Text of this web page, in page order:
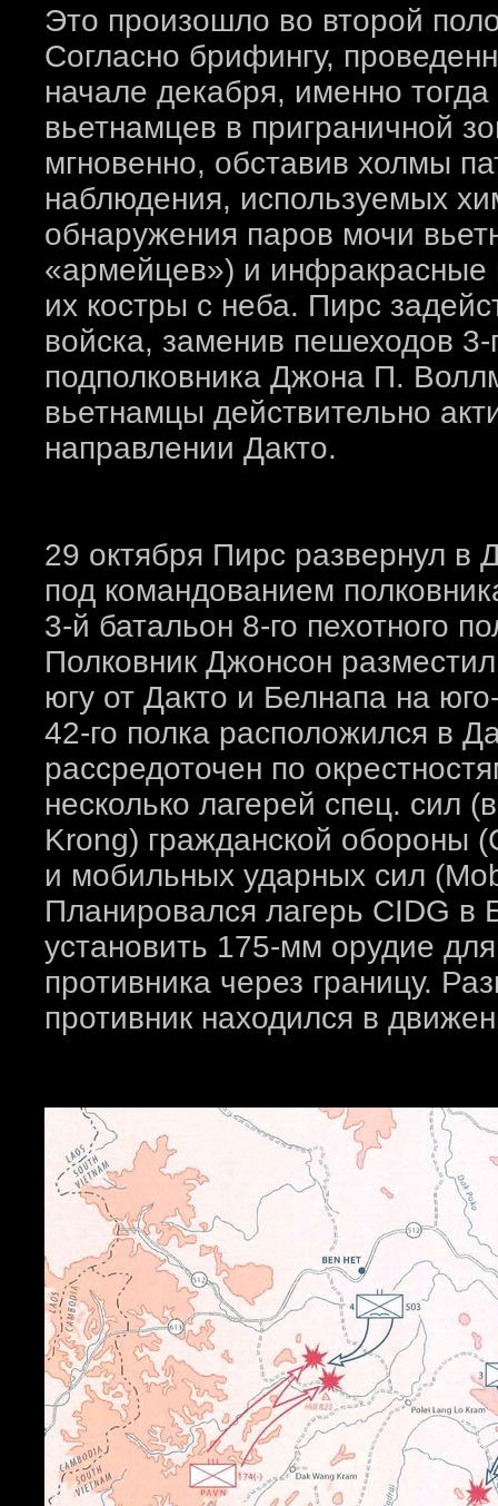
Это произошло во второй
Согласно брифингу,
начале декабря, именно
вьетнамцев в приграничной
мгновенно, обставив холмы
наблюдения, используемых
обнаружения паров мочи
«армейцев») и инфракрасные
их костры с неба. Пирс
войска, заменив пешеходов 3-
подполковника Джона П.
вьетнамцы действительно
направлении Дакто.
29 октября Пирс развернул в
под командованием
3-й батальон 8-го пехотного
Полковник Джонсон
югу от Дакто и Белнапа на
42-го полка расположился в
рассредоточен по
несколько лагерей спец. сил
Krong) гражданской обороны
и мобильных ударных сил
Планировался лагерь CIDG в
установить 175-мм орудие
противника через границу.
противник находился в